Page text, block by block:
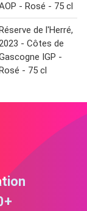
- Rosé - 75 cl
de l'Herré,
- Côtes de
IGP -
- 75 cl